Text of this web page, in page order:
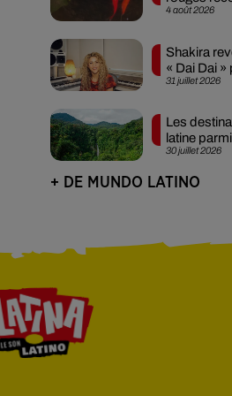
4 août 2026
êtres...
31 juillet 2026
Shakira
« Dai Dai »
avenir...
30 juillet 2026
Les
latine
abordables !
+ DE MUNDO LATINO